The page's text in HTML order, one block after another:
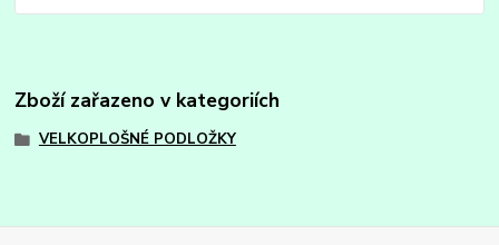
Zboží zařazeno v kategoriích
VELKOPLOŠNÉ PODLOŽKY